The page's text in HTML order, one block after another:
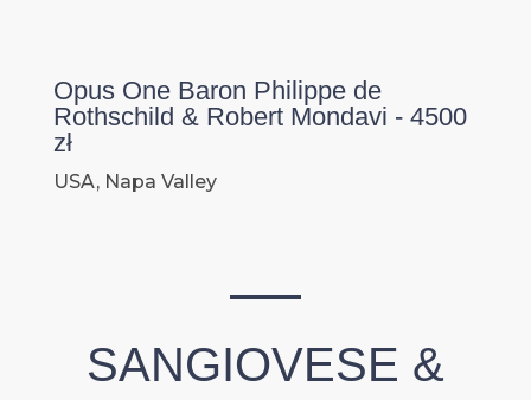
Opus One Baron Philippe de
Rothschild & Robert Mondavi - 4500
zł
USA, Napa Valley
SANGIOVESE &